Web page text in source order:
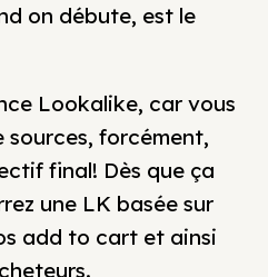
on débute, est le
Lookalike, car vous
sources, forcément,
final! Dès que ça
une LK basée sur
add to cart et ainsi